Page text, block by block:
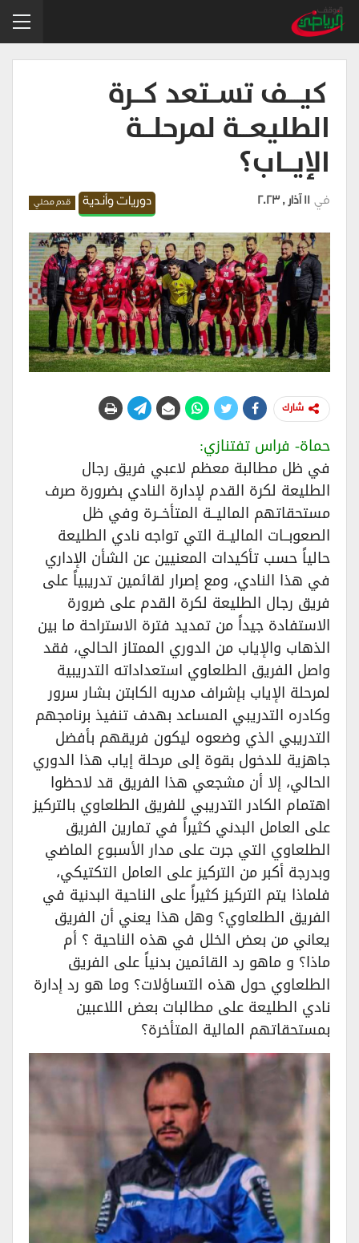
كيــــف تســـتعد كـــرة
الطليعـــة لمرحلـــة
الإيـــاب؟
دوريات وأندية قدم محلي في 11 آذار , 2023
شارك
حماة- فراس تفتنازي:
في ظل مطالبة معظم لاعبي فريق رجال
الطليعة لكرة القدم لإدارة النادي بضرورة صرف
مستحقاتهم الماليــة المتأخــرة وفي ظل
الصعوبــات الماليــة التي تواجه نادي الطليعة
حالياً حسب تأكيدات المعنيين عن الشأن الإداري
في هذا النادي، ومع إصرار لقائمين تدريبياً على
فريق رجال الطليعة لكرة القدم على ضرورة
الاستفادة جيداً من تمديد فترة الاستراحة ما بين
الذهاب والإياب من الدوري الممتاز الحالي، فقد
واصل الفريق الطلعاوي استعداداته التدريبية
لمرحلة الإياب بإشراف مدربه الكابتن بشار سرور
وكادره التدريبي المساعد بهدف تنفيذ برنامجهم
التدريبي الذي وضعوه ليكون فريقهم بأفضل
جاهزية للدخول بقوة إلى مرحلة إياب هذا الدوري
الحالي، إلا أن مشجعي هذا الفريق قد لاحظوا
اهتمام الكادر التدريبي للفريق الطلعاوي بالتركيز
على العامل البدني كثيراً في تمارين الفريق
الطلعاوي التي جرت على مدار الأسبوع الماضي
وبدرجة أكبر من التركيز على العامل التكتيكي،
فلماذا يتم التركيز كثيراً على الناحية البدنية في
الفريق الطلعاوي؟ وهل هذا يعني أن الفريق
يعاني من بعض الخلل في هذه الناحية ؟ أم
ماذا؟ و ماهو رد القائمين بدنياً على الفريق
الطلعاوي حول هذه التساؤلات؟ وما هو رد إدارة
نادي الطليعة على مطالبات بعض اللاعبين
بمستحقاتهم المالية المتأخرة؟